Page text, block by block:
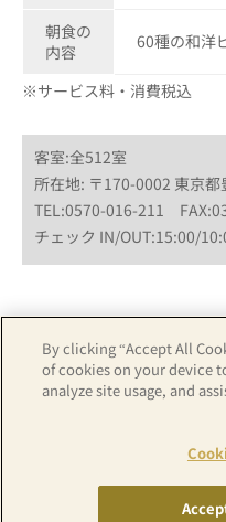
朝食の
内容
60種の和洋
※サービス料・消費税込
客室:全512室
所在地: 〒170-0002 東京
TEL:0570-016-211
チェック IN/OUT:15:00/
ホテル詳細はこちら
アパホテ
By clicking “Accept All
of cookies on your device
analyze site usage, and